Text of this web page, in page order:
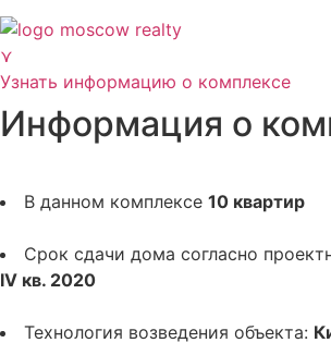
⋎
Узнать информацию о комплексе
Информация о
В данном комплексе 10 квартир
Срок сдачи дома согласно
IV кв. 2020
Технология возведения объекта: